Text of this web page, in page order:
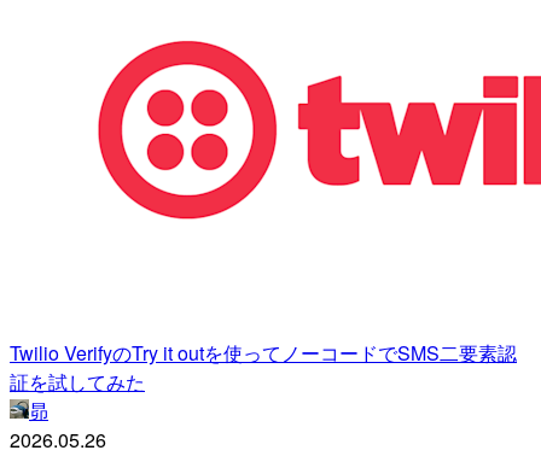
Twilio VerifyのTry it outを使ってノーコードでSMS二要素認
証を試してみた
昴
2026.05.26